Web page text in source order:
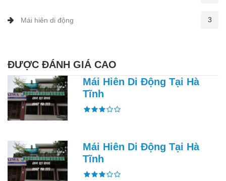
Mái hiên di động 3
ĐƯỢC ĐÁNH GIÁ CAO
Mái Hiên Di Động Tại Hà
Tĩnh
Mái Hiên Di Động Tại Hà
Tĩnh